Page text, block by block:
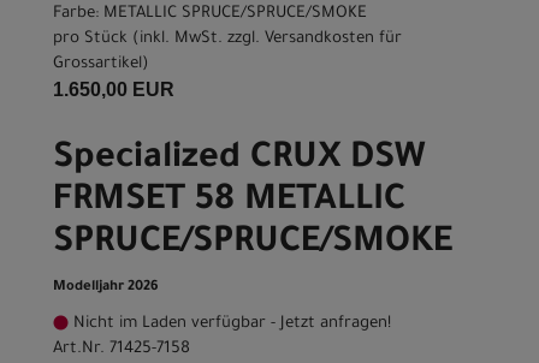
Farbe: METALLIC SPRUCE/SPRUCE/SMOKE
pro Stück (inkl. MwSt. zzgl. Versandkosten für
Grossartikel)
1.650,00 EUR
Specialized CRUX DSW
FRMSET 58 METALLIC
SPRUCE/SPRUCE/SMOKE
Modelljahr 2026
Nicht im Laden verfügbar - Jetzt anfragen!
Art.Nr. 71425-7158